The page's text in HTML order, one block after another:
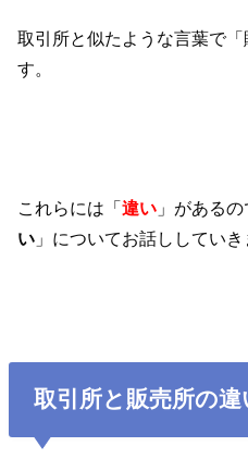
取引所と似たような言葉で
す。
これらには「違い 」がある
い 」についてお話ししていき
取引所と販売所の違